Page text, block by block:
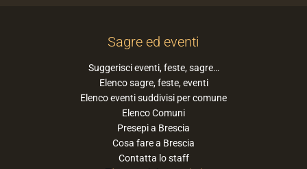
Sagre ed eventi
Suggerisci eventi, feste, sagre…
Elenco sagre, feste, eventi
Elenco eventi suddivisi per comune
Elenco Comuni
Presepi a Brescia
Cosa fare a Brescia
Contatta lo staff